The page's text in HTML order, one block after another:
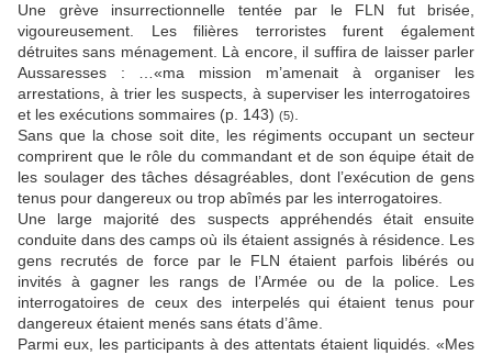
Une grève insurrectionnelle tentée par le FLN fut brisée,
vigoureusement. Les filières terroristes furent également
détruites sans ménagement. Là encore, il suffira de laisser parler
Aussaresses : …«ma mission m’amenait à organiser les
arrestations, à trier les suspects, à superviser les interrogatoires
et les exécutions sommaires (p. 143) (5)
Sans que la chose soit dite, les régiments occupant un secteur
comprirent que le rôle du commandant et de son équipe était de
les soulager des tâches désagréables, dont l’exécution de gens
tenus pour dangereux ou trop abîmés par les interrogatoires.
Une large majorité des suspects appréhendés était ensuite
conduite dans des camps où ils étaient assignés à résidence. Les
gens recrutés de force par le FLN étaient parfois libérés ou
invités à gagner les rangs de l’Armée ou de la police. Les
interrogatoires de ceux des interpelés qui étaient tenus pour
dangereux étaient menés sans états d’âme.
Parmi eux, les participants à des attentats étaient liquidés. «Mes